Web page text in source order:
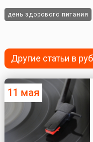
день здорового питания
Другие статьи в
11 мая